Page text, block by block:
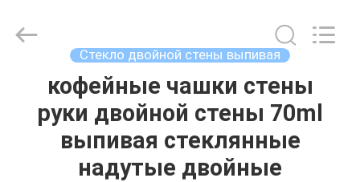
ДОМ
ПРОДУКТЫ
PRODUCTS
Стекло двойной стены выпивая
кофейные чашки стены
руки двойной стены 70ml
выпивая стеклянные
надутые двойные